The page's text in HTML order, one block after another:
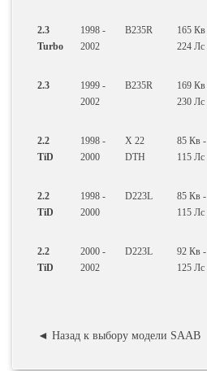
2.3
Turbo
1998 -
2002
B235R 165 Кв
224 Лс
2.3
1999 -
2002
B235R 169 Кв
230 Лс
2.2
TiD
1998 -
2000
X 22
DTH
85 Кв -
115 Лс
2.2
TiD
1998 -
2000
D223L 85 Кв -
115 Лс
2.2
TiD
2000 -
2002
D223L 92 Кв -
125 Лс
◄ Назад к выбору модели SAAB